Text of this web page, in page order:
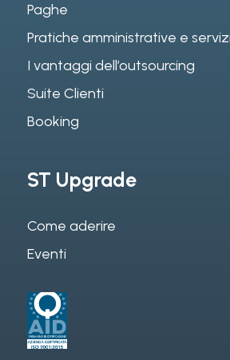
Paghe
Pratiche amministrative e
I vantaggi dell’outsourcing
Suite Clienti
Booking
ST Upgrade
Come aderire
Eventi